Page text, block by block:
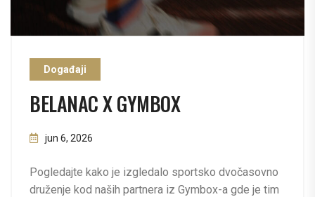
Događaji
BELANAC X GYMBOX
jun 6, 2026
Pogledajte kako je izgledalo sportsko dvočasovno
druženje kod naših partnera iz Gymbox-a gde je tim